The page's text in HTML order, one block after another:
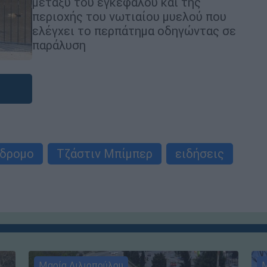
περιοχής του νωτιαίου μυελού που
ελέγχει το περπάτημα οδηγώντας σε
παράλυση
Τζάστιν Μπίμπερ
ειδήσεις